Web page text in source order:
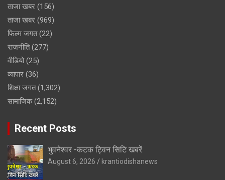
ताजा खबर (156)
ताजा खबर (969)
फिल्म जगत(22)
राजनीति(277)
वीडियो(25)
व्यापार (36)
शिक्षा जगत(1,302)
सामाजिक(2,152)
Recent Posts
भुवनेश्वर -कटक ट्विन सिटि खबरें
August 6, 2026 krantiodishanews